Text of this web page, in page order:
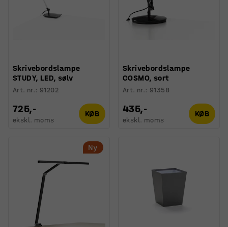
Skrivebordslampe
STUDY, LED, sølv
Art. nr.: 91202
725,-
ekskl. moms
KØB
Skrivebordslampe
COSMO, sort
Art. nr.: 91358
435,-
ekskl. moms
KØB
Ny